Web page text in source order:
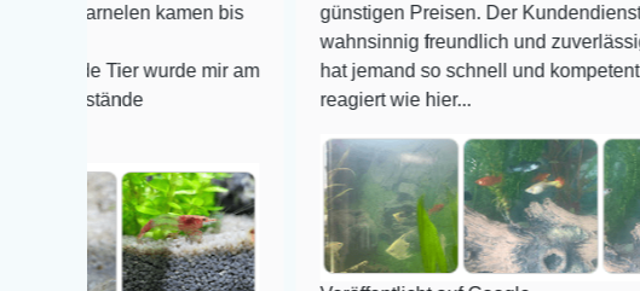
kamen bis
wurde mir am
günstigen Preisen. Der Kundendienst is
wahnsinnig freundlich und zuverlässig, noch nie
hat jemand so schnell und kompetent auf Emails
reagiert wie hier...